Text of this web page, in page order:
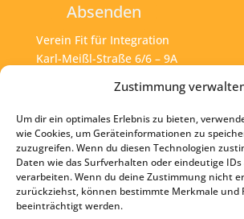
Zustimmung
Um dir ein optimales Erlebnis zu bieten,
wie Cookies, um Geräteinformationen zu
zuzugreifen. Wenn du diesen Technologien
Daten wie das Surfverhalten oder eindeutige
verarbeiten. Wenn du deine Zustimmung nicht
zurückziehst, können bestimmte Merkmale und
beeinträchtigt werden.
Absenden
Verein Fit für Integration
Karl-Meißl-Straße 6/6 – 9A
Tel:+43 1 925 77 46
Mail: office@fit4int.at
Startseite